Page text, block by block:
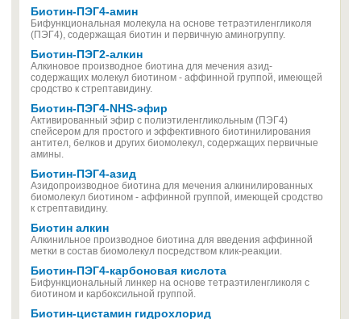
Биотин-ПЭГ4-амин
Бифункциональная молекула на основе тетраэтиленгликоля
(ПЭГ4), содержащая биотин и первичную аминогруппу.
Биотин-ПЭГ2-алкин
Алкиновое производное биотина для мечения азид-
содержащих молекул биотином - аффинной группой, имеющей
сродство к стрептавидину.
Биотин-ПЭГ4-NHS-эфир
Активированный эфир с полиэтиленгликольным (ПЭГ4)
спейсером для простого и эффективного биотинилирования
антител, белков и других биомолекул, содержащих первичные
амины.
Биотин-ПЭГ4-азид
Азидопроизводное биотина для мечения алкинилированных
биомолекул биотином - аффинной группой, имеющей сродство
к стрептавидину.
Биотин алкин
Алкинильное производное биотина для введения аффинной
метки в состав биомолекул посредством клик-реакции.
Биотин-ПЭГ4-карбоновая кислота
Бифункциональный линкер на основе тетраэтиленгликоля с
биотином и карбоксильной группой.
Биотин-цистамин гидрохлорид